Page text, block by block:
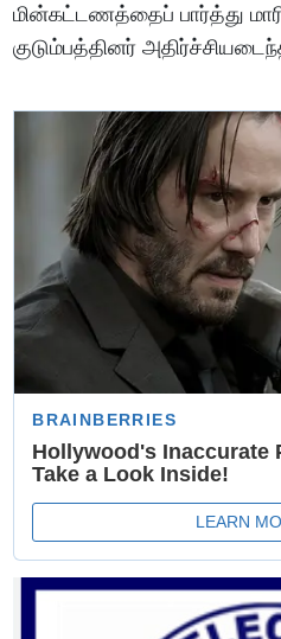
மின்கட்டணத்தைப் பார்த்து
குடும்பத்தினர்